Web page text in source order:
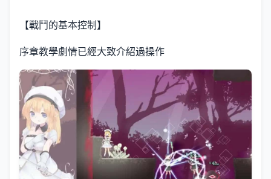
【戰鬥的基本控制】
序章教學劇情已經大致介紹過操作